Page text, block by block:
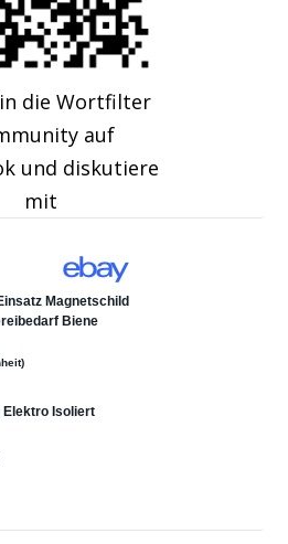
die Wortfilter
auf
und diskutiere
mit